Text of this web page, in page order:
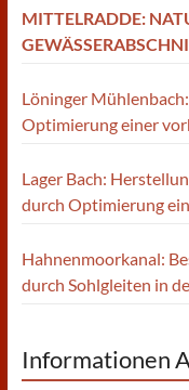
MITTELRADDE:
Löninger
Optimierung einer
Lager Bach:
durch Optimierung
Hahnenmoorkanal:
durch Sohlgleiten in
Informationen